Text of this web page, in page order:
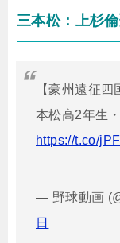
三本松：上杉
【豪州遠征
本松高2年生
https://t.co/
— 野球動画
日